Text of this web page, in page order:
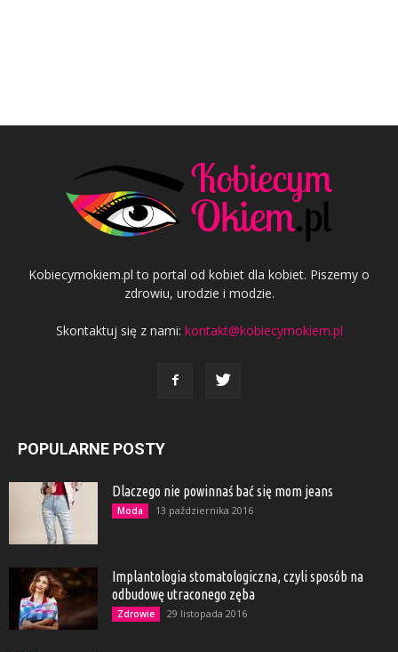
Kobiecymokiem.pl to portal od kobiet dla kobiet. Piszemy o
zdrowiu, urodzie i modzie.
Skontaktuj się z nami: kontakt@kobiecymokiem.pl
POPULARNE POSTY
Dlaczego nie powinnaś bać się mom jeans
Moda 13 października 2016
Implantologia stomatologiczna, czyli sposób na
odbudowę utraconego zęba
Zdrowie 29 listopada 2016